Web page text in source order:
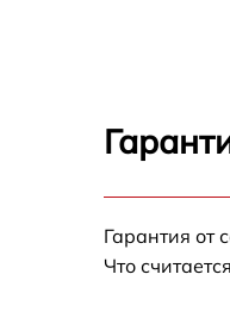
Гарантия от
Что